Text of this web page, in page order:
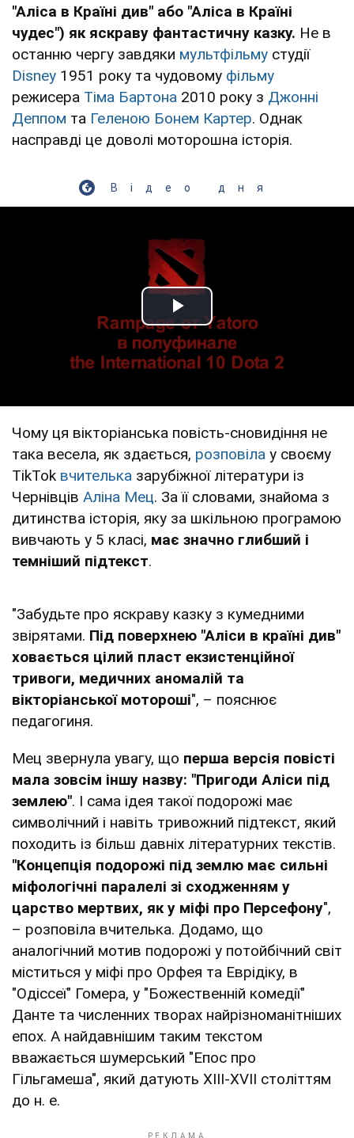
"Аліса в Країні див" або "Аліса в Країні
чудес") як яскраву фантастичну казку. Не в
останню чергу завдяки мультфільму студії
Disney 1951 року та чудовому фільму
режисера Тіма Бартона 2010 року з Джонні
Деппом та Геленою Бонем Картер. Однак
насправді це доволі моторошна історія.
Відео дня
Play Video
Чому ця вікторіанська повість-сновидіння не
така весела, як здається, розповіла у своєму
TikTok вчителька зарубіжної літератури із
Чернівців Аліна Мец. За її словами, знайома з
дитинства історія, яку за шкільною програмою
вивчають у 5 класі, має значно глибший і
темніший підтекст.
"Забудьте про яскраву казку з кумедними
звірятами. Під поверхнею "Аліси в країні див"
ховається цілий пласт екзистенційної
тривоги, медичних аномалій та
вікторіанської мотороші", – пояснює
педагогиня.
Мец звернула увагу, що перша версія повісті
мала зовсім іншу назву: "Пригоди Аліси під
землею". І сама ідея такої подорожі має
символічний і навіть тривожний підтекст, який
походить із більш давніх літературних текстів.
"Концепція подорожі під землю має сильні
міфологічні паралелі зі сходженням у
царство мертвих, як у міфі про Персефону",
– розповіла вчителька. Додамо, що
аналогічний мотив подорожі у потойбічний світ
міститься у міфі про Орфея та Еврідіку, в
"Одіссеї" Гомера, у "Божественній комедії"
Данте та численних творах найрізноманітніших
епох. А найдавнішим таким текстом
вважається шумерський "Епос про
Гільгамеша", який датують XIII-XVII століттям
до н. е.